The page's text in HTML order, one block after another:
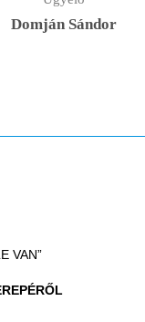
Domján Sándor
VAN”